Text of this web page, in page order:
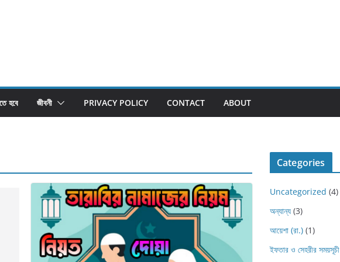
হবে জীবনী PRIVACY POLICY CONTACT ABOUT
Categories
Uncategorized (4)
অন্যান্য (3)
আয়েশা (রা.) (1)
ইফতার ও সেহরীর সময়সূচী